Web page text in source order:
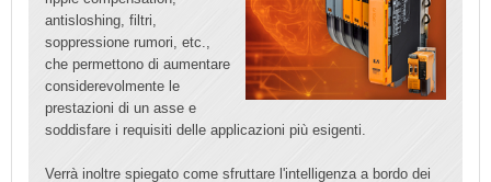
antisloshing, filtri,
soppressione rumori, etc.,
che permettono di aumentare
considerevolmente le
prestazioni di un asse e
soddisfare i requisiti delle applicazioni più esigenti.
Verrà inoltre spiegato come sfruttare l'intelligenza a bordo dei